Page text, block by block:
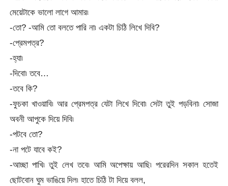
মেয়েটাকে ভালো লাগে আমার৷
-তো? -আমি তো বলতে পারি না৷ একটা চিঠি লিখে দিবি?
-প্রেমপত্র?
-হ্যা৷
-দিবো৷ তবে…
-তবে কি?
-ফুচকা খাওয়াবি৷ আর প্রেমপত্র যেটা লিখে দিবো৷ সেটা তুই পড়বিনা৷ সোজা
অবনী আপুকে দিয়ে দিবি৷
-পটবে তো?
-না পটে যাবে কই?
-আচ্ছা পাখি৷ তুই লেখ তবে৷ আমি অপেক্ষায় আছি৷ পরেরদিন সকাল হতেই
ছোটবোন ঘুম ভাঙিয়ে দিল৷ হাতে চিঠি টা দিয়ে বলল,